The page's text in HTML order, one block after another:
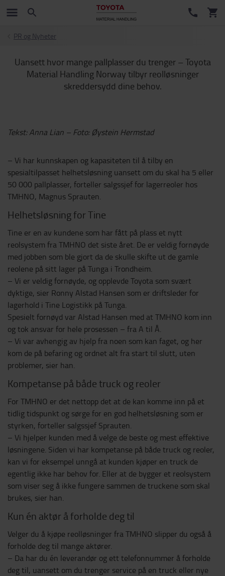
PR og Nyheter
Uansett hvor mange pallplasser du trenger – Toyota
Material Handling Norway tilbyr reolløsninger
skreddersydd dine behov.
Tekst: Anna Lian – Foto: Øystein Hermstad
– Vi har kunnskapen og kapasiteten til å tilby en
spesialtilpasset helhetsløsning uansett om du skal ha 5 eller
50 000 pallplasser, forteller salgssjef for lagerreoler hos
TMHNO, Magnus Sprauten.
Helhetsløsning for Tine
Tine er en av kundene som har fått på plass et nytt
reolsystem fra TMHNO det siste året. De er veldig fornøyde
med jobben som ble gjort da de skulle skifte ut de gamle
reolene på sitt lager på Tunga i Trondheim.
– Vi er veldig fornøyde, og opplevde Toyota som svært
dyktige, sier Ronny Alstad Hansen som er driftsleder for
lagerhold i Tine Logistikk på Tunga.
Spesielt fornøyd var Alstad Hansen med at TMHNO kom inn
og tok ansvar for hele prosessen – fra A til Å.
– Vi var avhengig av hjelp fra noen som kan faget, og her
kom de på befaring og ordnet alt fra start til slutt, uten
problemer, sier han.
Kompetanse på både truck og reoler
For TMHNO er det nettopp det at de kan komme inn på et
tidlig tidspunkt og sørge for en god helhetsløsning som er
styrken, forteller salgssjef Sprauten.
– Vi hjelper kunden med å velge de beste og mest effektive
løsningene. Siden vi har kompetanse på både truck og reoler,
kan vi for eksempel unngå at kunden kjøper en truck de
egentlig ikke har behov for. Eller at de bygger et reolsystem
som viser seg å ikke fungere sammen de truckene som skal
brukes, sier han.
Kun én aktør å forholde deg til
Velger du å kjøpe reolløsninger fra TMHNO slipper du også å
forholde deg til mange aktører.
– Da har du én leverandør og ett telefonnummer å forholde
deg til, uansett om du trenger service på en truck eller nye